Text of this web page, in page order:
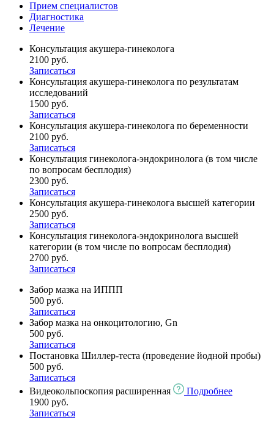
Прием специалистов
Диагностика
Лечение
Консультация акушера-гинеколога
2100 руб.
Записаться
Консультация акушера-гинеколога по результатам
исследований
1500 руб.
Записаться
Консультация акушера-гинеколога по беременности
2100 руб.
Записаться
Консультация гинеколога-эндокринолога (в том числе
по вопросам бесплодия)
2300 руб.
Записаться
Консультация акушера-гинеколога высшей категории
2500 руб.
Записаться
Консультация гинеколога-эндокринолога высшей
категории (в том числе по вопросам бесплодия)
2700 руб.
Записаться
Забор мазка на ИППП
500 руб.
Записаться
Забор мазка на онкоцитологию, Gn
500 руб.
Записаться
Постановка Шиллер-теста (проведение йодной пробы)
500 руб.
Записаться
Видеокольпоскопия расширенная
Подробнее
1900 руб.
Записаться